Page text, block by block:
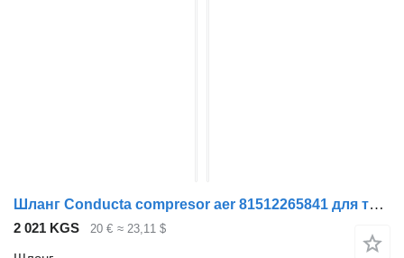
Шланг Conducta compresor aer 81512265841 для тягача MAN TGX
2 021 KGS 20 € ≈ 23,11 $